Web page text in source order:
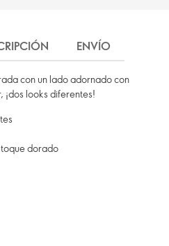
ENVÍO
con un lado adornado con
¡dos looks diferentes!
dorado